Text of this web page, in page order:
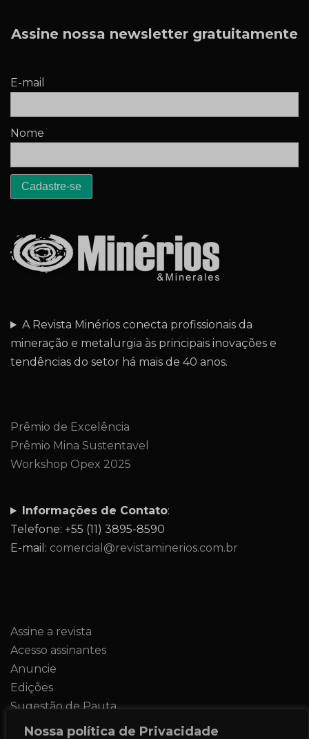
Nossa política de Privacidade
Assine nossa newsletter gratuitamente
E-mail
Nome
A Revista Minérios conecta profissionais da
mineração e metalurgia às principais inovações e
tendências do setor há mais de 40 anos.
Prêmio de Excelência
Prêmio Mina Sustentavel
Workshop Opex 2025
Informações de Contato:
Telefone: +55 (11) 3895-8590
E-mail: comercial@revistaminerios.com.br
Assine a revista
Acesso assinantes
Anuncie
Edições
Sugestão de Pauta
Contato